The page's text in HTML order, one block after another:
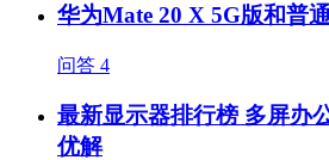
华为Mate 20 X 5G版和普
问答 4
最新显示器排行榜 多屏办
优解